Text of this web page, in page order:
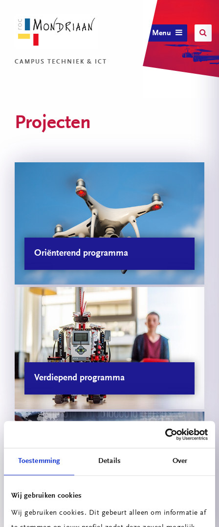
Toestemming Details Over
Wij gebruiken cookies
Wij gebruiken cookies. Dit gebeurt alleen om informatie af
CAMPUS TECHNIEK & ICT
Menu
Projecten
Oriënterend programma
Verdiepend programma